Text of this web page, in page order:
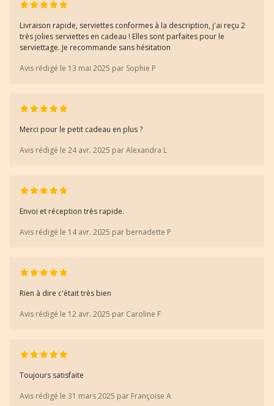
Livraison rapide, serviettes conformes à la description, j'ai reçu 2
très jolies serviettes en cadeau ! Elles sont parfaites pour le
serviettage. Je recommande sans hésitation
Avis rédigé le 13 mai 2025 par Sophie P
Merci pour le petit cadeau en plus ?
Avis rédigé le 24 avr. 2025 par Alexandra L
Envoi et réception très rapide.
Avis rédigé le 14 avr. 2025 par bernadette P
Rien à dire c'était très bien
Avis rédigé le 12 avr. 2025 par Caroline F
Toujours satisfaite
Avis rédigé le 31 mars 2025 par Françoise A